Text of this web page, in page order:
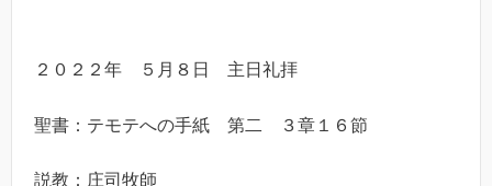
２０２２年 ５月８日 主日礼拝
聖書：テモテへの手紙 第二 ３章１６節
説教：庄司牧師